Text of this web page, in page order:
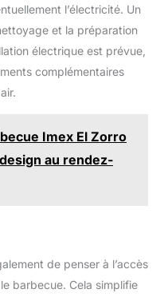
l’électricité. Un
et la préparation
électrique est prévue,
complémentaires
Imex El Zorro
au rendez-
de penser à l’accès
barbecue. Cela simplifie